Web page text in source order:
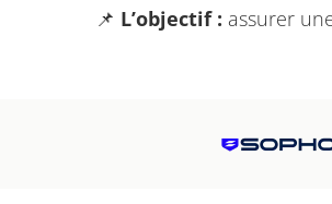
📌 L’objectif : assurer